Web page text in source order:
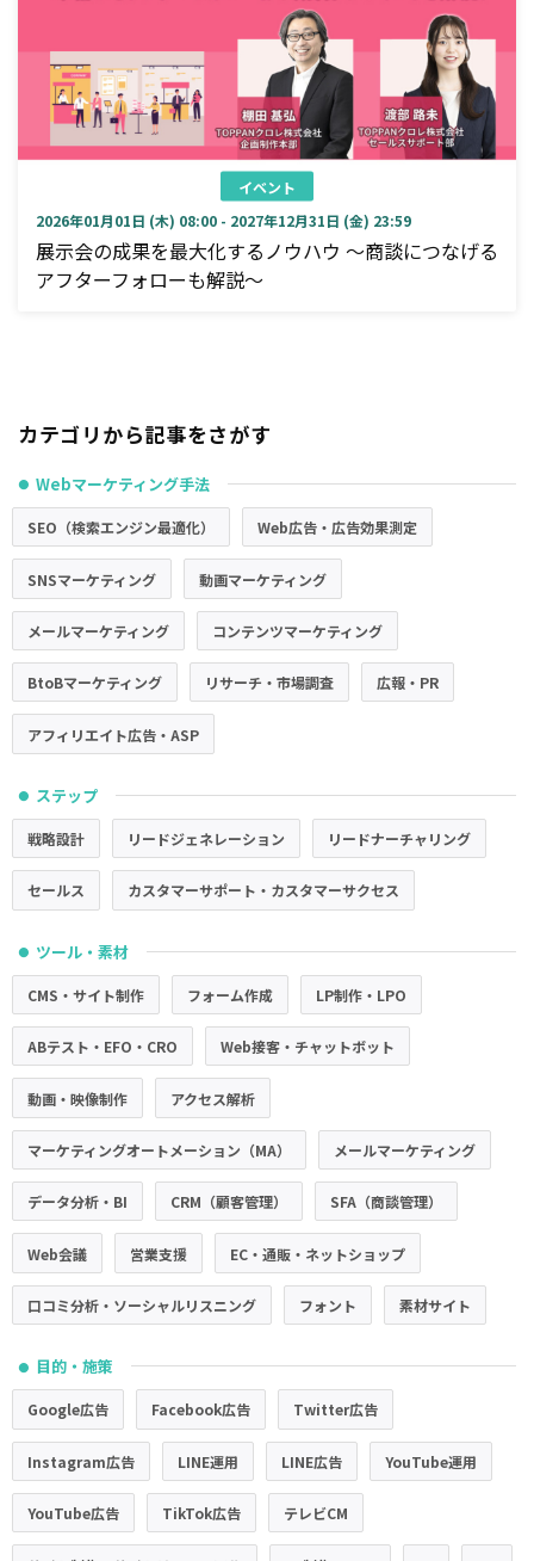
イベント
2026年01月01日 (木) 08:00 - 2027年12月31日 (金) 23:59
展示会の成果を最大化するノウハウ ～商談につなげる
アフターフォローも解説～
カテゴリから記事をさがす
● Webマーケティング手法
SEO（検索エンジン最適化） Web広告・広告効果測定
SNSマーケティング 動画マーケティング
メールマーケティング コンテンツマーケティング
BtoBマーケティング リサーチ・市場調査 広報・PR
アフィリエイト広告・ASP
● ステップ
戦略設計 リードジェネレーション リードナーチャリング
セールス カスタマーサポート・カスタマーサクセス
● ツール・素材
CMS・サイト制作 フォーム作成 LP制作・LPO
ABテスト・EFO・CRO Web接客・チャットボット
動画・映像制作 アクセス解析
マーケティングオートメーション（MA） メールマーケティング
データ分析・BI CRM（顧客管理） SFA（商談管理）
Web会議 営業支援 EC・通販・ネットショップ
口コミ分析・ソーシャルリスニング フォント 素材サイト
● 目的・施策
Google広告 Facebook広告 Twitter広告
Instagram広告 LINE運用 LINE広告 YouTube運用
YouTube広告 TikTok広告 テレビCM